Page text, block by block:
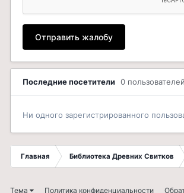
Отправить жалобу
Последние посетители 0
Ни одного зарегистрированного
Главная Библиотека Древних Свитков
Тема Политика конфиденциальности